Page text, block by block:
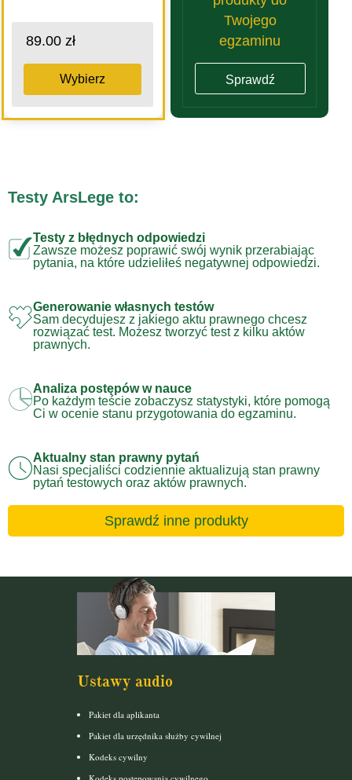
89.00 zł
Wybierz
Twojego
egzaminu
Sprawdź
Testy ArsLege to:
Testy z błędnych odpowiedzi
Zawsze możesz poprawić swój wynik przerabiając
pytania, na które udzieliłeś negatywnej odpowiedzi.
Generowanie własnych testów
Sam decydujesz z jakiego aktu prawnego chcesz
rozwiązać test. Możesz tworzyć test z kilku aktów
prawnych.
Analiza postępów w nauce
Po każdym teście zobaczysz statystyki, które pomogą
Ci w ocenie stanu przygotowania do egzaminu.
Aktualny stan prawny pytań
Nasi specjaliści codziennie aktualizują stan prawny
pytań testowych oraz aktów prawnych.
Sprawdź inne produkty
Ustawy audio
Pakiet dla aplikanta
Pakiet dla urzędnika służby cywilnej
Kodeks cywilny